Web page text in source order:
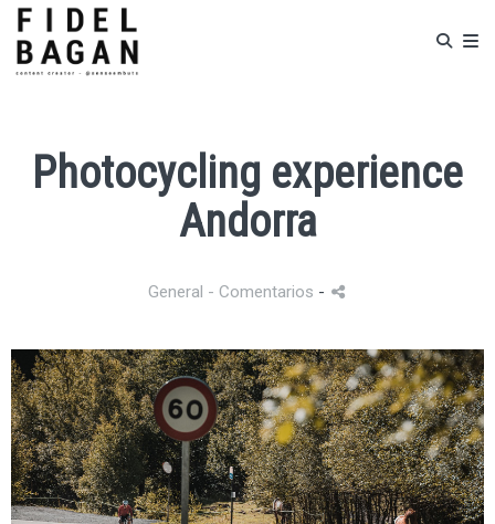
Photocycling experience
Andorra
General - Comentarios -